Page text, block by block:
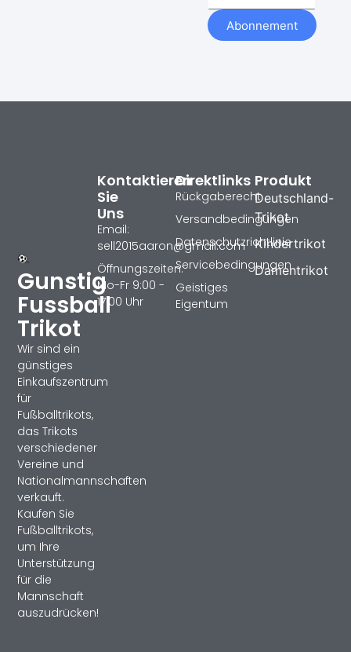
Abonnement
Gunstig
Fussball
Trikot
Wir sind ein
günstiges
Einkaufszentrum
für
Fußballtrikots,
das Trikots
verschiedener
Vereine und
Nationalmannschaften
verkauft.
Kaufen Sie
Fußballtrikots,
um Ihre
Unterstützung
für die
Mannschaft
auszudrücken!
Produkt
Deutschland-
Trikot
Kindertrikot
Damentrikot
Direktlinks
Rückgaberecht
Versandbedingungen
Datenschutzrichtlinie
Servicebedingungen
Geistiges
Eigentum
Kontaktieren
Sie
Uns
Email:
sell2015aaron@gmail.com
Öffnungszeiten:
Mo-Fr 9:00 -
17:00 Uhr